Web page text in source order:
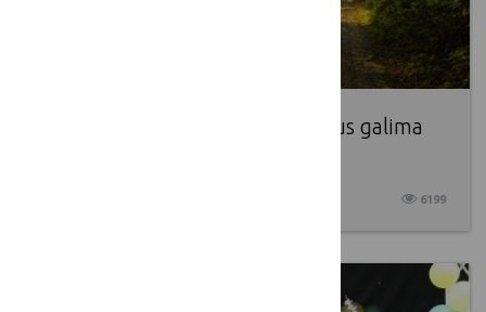
Paramą jaunuolynų ugdymui bus galima
6199